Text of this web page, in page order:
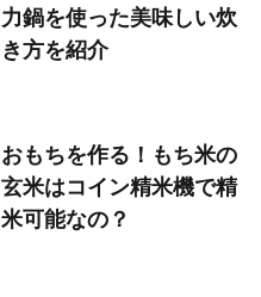
力鍋を使った美味しい炊
き方を紹介
おもちを作る！もち米の
玄米はコイン精米機で精
米可能なの？